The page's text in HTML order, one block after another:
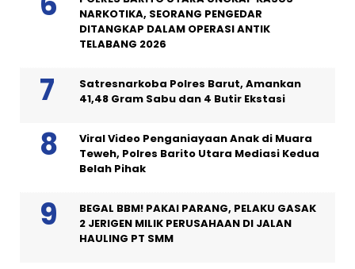
NARKOTIKA, SEORANG PENGEDAR
DITANGKAP DALAM OPERASI ANTIK
TELABANG 2026
Satresnarkoba Polres Barut, Amankan
41,48 Gram Sabu dan 4 Butir Ekstasi
Viral Video Penganiayaan Anak di Muara
Teweh, Polres Barito Utara Mediasi Kedua
Belah Pihak
BEGAL BBM! PAKAI PARANG, PELAKU GASAK
2 JERIGEN MILIK PERUSAHAAN DI JALAN
HAULING PT SMM